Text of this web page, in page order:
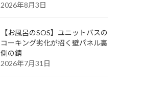
2026年8月3日
【お風呂のSOS】ユニットバスの
コーキング劣化が招く壁パネル裏
側の錆
2026年7月31日